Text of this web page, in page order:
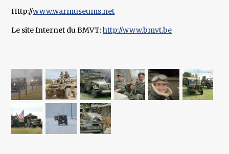
Http://www.warmuseums.net
Le site Internet du BMVT:http://www.bmvt.be